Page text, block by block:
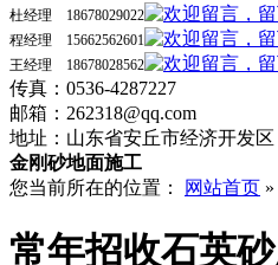
杜经理 18678029022
程经理 15662562601
王经理 18678028562
传真：0536-4287227
邮箱：262318@qq.com
地址：山东省安丘市经济开发区
金刚砂地面施工
您当前所在的位置：
网站首页 »
常年招收石英